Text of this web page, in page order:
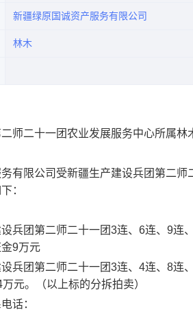
新疆绿原国诚资产服务有限公司
林木
师二十一团农业发展服务中心所属林
有限公司受新疆生产建设兵团第二师
：
兵团第二师二十一团3连、6连、9连
9万元
兵团第二师二十一团3连、4连、8连
元。（以上标的分拆拍卖）
话：